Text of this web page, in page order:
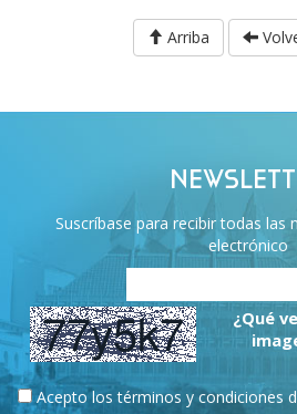
Arriba
Suscríbase para recibir todas las
electrónico
¿Qué
Acepto los términos y condiciones